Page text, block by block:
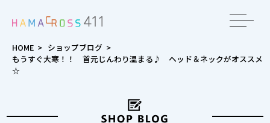
HOME > ショップブログ >
もうすぐ大寒！！ 首元じんわり温まる♪ ヘッド＆ネックがオススメ
☆